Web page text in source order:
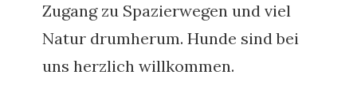
Zugang zu Spazierwegen und viel
Natur drumherum. Hunde sind bei
uns herzlich willkommen.